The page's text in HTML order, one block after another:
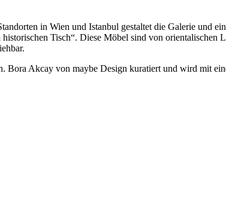
in Wien und Istanbul gestaltet die Galerie und
historischen Tisch“. Diese Möbel sind von
Bora Akcay von maybe Design kuratiert und wird mit